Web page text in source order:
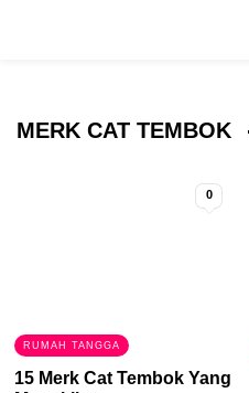
MERK CAT TEMBOK
0
RUMAH TANGGA
15 Merk Cat Tembok Yang